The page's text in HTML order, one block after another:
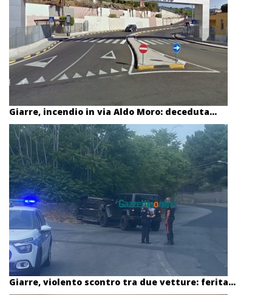
Giarre, incendio in via Aldo Moro: deceduta...
Giarre, violento scontro tra due vetture: ferita...